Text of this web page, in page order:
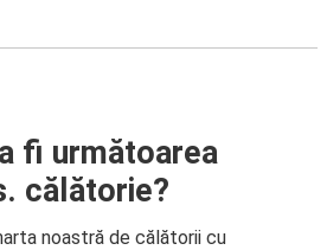
fi următoarea
călătorie?
noastră de călătorii cu